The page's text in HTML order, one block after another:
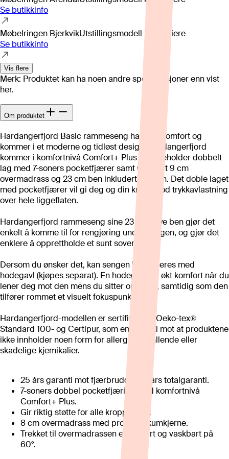
Se butikkinfo
Møbelringen BjerkvikUtstillingsmodell kan variere
Se butikkinfo
Vis flere
Merk: Produktet kan ha noen andre spesifikasjoner enn vist
her.
Om produktet
Hardangerfjord Basic rammeseng har god komfort og
kommer i et moderne og tidløst design. Hardangerfjord
kommer i komfortnivå Comfort+ Plus og inneholder dobbelt
lag med 7-soners pocketfjærer samt Comfort 9 cm
overmadrass og 23 cm ben inkludert i prisen. Det doble laget
med pocketfjærer vil gi deg og din kropp god trykkavlastning
over hele liggeflaten.
Hardangerfjord rammeseng sine 23 cm høye ben gjør det
enkelt å komme til for rengjøring under sengen, og gjør det
enklere å opprettholde et sunt sovemiljø.
Dersom du ønsker det, kan sengen kombineres med
hodegavl (kjøpes separat). En hodegavl gir økt komfort når du
lener deg mot den mens du sitter oppreist, samtidig som den
tilfører rommet et visuelt fokuspunkt.
Hardangerfjord-modellen er sertifisert av Oeko-tex®
Standard 100- og Certipur, som en garanti mot at produktene
ikke innholder noen form for allergifremkallende eller
skadelige kjemikalier.
25 års garanti mot fjærbrudd og 5 års totalgaranti.
7-soners dobbel pocketfjæring med komfortnivå
Comfort+ Plus.
Gir riktig støtte for alle kroppstyper.
8 cm overmadrass med profilert skumkjerne.
Trekket til overmadrassen er delbart og vaskbart på
60°.